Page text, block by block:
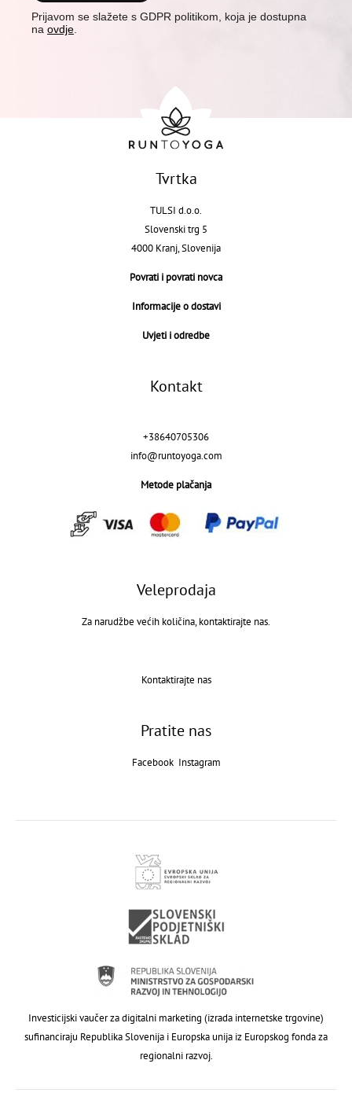
Prijavom se slažete s GDPR politikom, koja je dostupna
na ovdje
Tvrtka
TULSI d.o.o.
Slovenski trg 5
4000 Kranj, Slovenija
Povrati i povrati novca
Informacije o dostavi
Uvjeti i odredbe
Kontakt
+38640705306
info@runtoyoga.com
Metode plačanja
Veleprodaja
Za narudžbe većih količina, kontaktirajte nas.
Kontaktirajte nas
Pratite nas
Facebook Instagram
Investicijski vaučer za digitalni marketing (izrada internetske trgovine)
sufinanciraju Republika Slovenija i Europska unija iz Europskog fonda za
regionalni razvoj.